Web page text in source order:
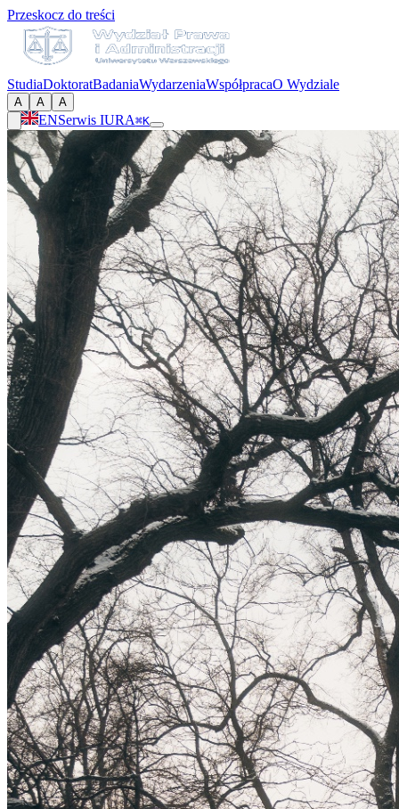
Przeskocz do treści
StudiaDoktoratBadaniaWydarzeniaWspółpracaO Wydziale
A A A
ENSerwis IURA⌘K